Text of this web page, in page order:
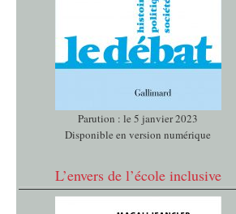
Parution : le 5 janvier 2023
Disponible en version numérique
L’envers de l’école inclusive